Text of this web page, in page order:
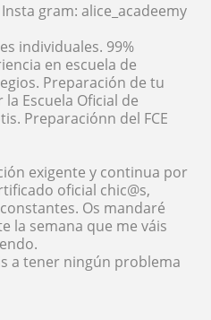
gram: alice_acadeemy
individuales. 99%
en escuela de
Preparación de tu
Escuela Oficial de
Preparaciónn del FCE
exigente y continua por
oficial chic@s,
Os mandaré
la semana que me váis
a tener ningún problema